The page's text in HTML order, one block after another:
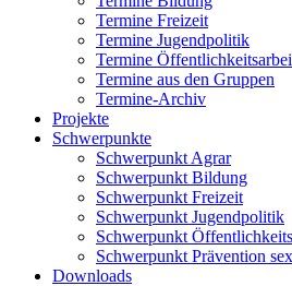
Termine Freizeit
Termine Jugendpolitik
Termine
Termine aus den Gruppen
Termine-Archiv
Projekte
Schwerpunkte
Schwerpunkt Agrar
Schwerpunkt Bildung
Schwerpunkt Freizeit
Schwerpunkt Jugendpolitik
Schwerpunkt
Schwerpunkt Prävention
Downloads